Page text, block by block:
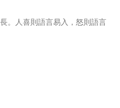
。人喜則語言易入，怒則語言